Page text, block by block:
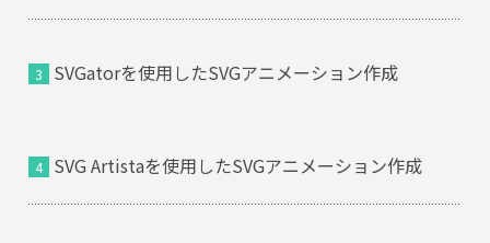
SVGatorを使用したSVGアニメーション作成
SVG Artistaを使用したSVGアニメーション作成